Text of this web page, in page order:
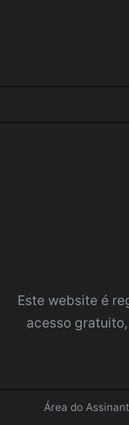
Este website é
acesso
Área do